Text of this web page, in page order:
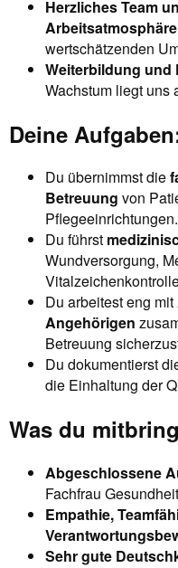
Herzliches Team
Arbeitsatmosphäre
wertschätzenden
Weiterbildung und
Wachstum liegt uns
Deine
Du übernimmst die
Betreuung von
Pflegeeinrichtungen.
Du führst
Wundversorgung,
Du arbeitest eng mit
Angehörigen
Betreuung
Du dokumentierst
die Einhaltung der
Was du
Abgeschlossene
Fachfrau
Empathie,
Sehr gute